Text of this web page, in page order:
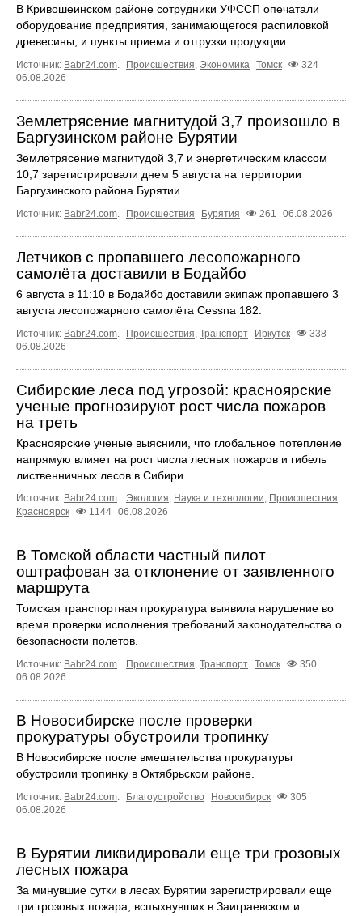
В Кривошеинском районе сотрудники УФССП опечатали
оборудование предприятия, занимающегося распиловкой
древесины, и пункты приема и отгрузки продукции.
Источник: Babr24.com Происшествия Экономика Томск
324
06.08.2026
Землетрясение магнитудой 3,7 произошло в
Баргузинском районе Бурятии
Землетрясение магнитудой 3,7 и энергетическим классом
10,7 зарегистрировали днем 5 августа на территории
Баргузинского района Бурятии.
Источник: Babr24.com Происшествия Бурятия 261 06.08.2026
Летчиков с пропавшего лесопожарного
самолёта доставили в Бодайбо
6 августа в 11:10 в Бодайбо доставили экипаж пропавшего 3
августа лесопожарного самолёта Cessna 182.
Источник: Babr24.com. Происшествия, Транспорт Иркутск
338
06.08.2026
Сибирские леса под угрозой: красноярские
ученые прогнозируют рост числа пожаров
на треть
Красноярские ученые выяснили, что глобальное потепление
напрямую влияет на рост числа лесных пожаров и гибель
лиственничных лесов в Сибири.
Источник: Babr24.com. Экология, Наука и технологии, Происшествия
Красноярск
1144 06.08.2026
В Томской области частный пилот
оштрафован за отклонение от заявленного
маршрута
Томская транспортная прокуратура выявила нарушение во
время проверки исполнения требований законодательства о
безопасности полетов.
Источник: Babr24.com. Происшествия, Транспорт Томск
350
06.08.2026
В Новосибирске после проверки
прокуратуры обустроили тропинку
В Новосибирске после вмешательства прокуратуры
обустроили тропинку в Октябрьском районе.
Источник: Babr24.com. Благоустройство Новосибирск
305
06.08.2026
В Бурятии ликвидировали еще три грозовых
лесных пожара
За минувшие сутки в лесах Бурятии зарегистрировали еще
три грозовых пожара, вспыхнувших в Заиграевском и